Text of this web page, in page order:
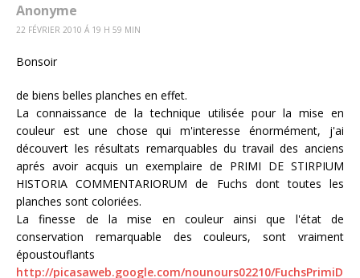
Anonyme
22 FÉVRIER 2010 Á 19 H 59 MIN
Bonsoir
de biens belles planches en effet.
La connaissance de la technique utilisée pour la mise en
couleur est une chose qui m'interesse énormément, j'ai
découvert les résultats remarquables du travail des anciens
aprés avoir acquis un exemplaire de PRIMI DE STIRPIUM
HISTORIA COMMENTARIORUM de Fuchs dont toutes les
planches sont coloriées.
La finesse de la mise en couleur ainsi que l'état de
conservation remarquable des couleurs, sont vraiment
époustouflants
http://picasaweb.google.com/nounours02210/FuchsPrimiD